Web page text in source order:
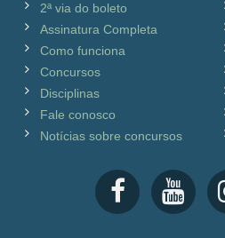
2ª via do boleto
Assinatura Completa
Como funciona
Concursos
Disciplinas
Fale conosco
Notícias sobre concursos